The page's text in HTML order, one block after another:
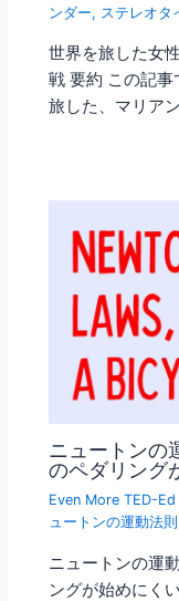
ンダー, ステレオタ
世界を旅した女
戦 要約 この記
旅した、マリア
ニュートンの
のペダリング
Even More TED-
ュートンの運動法則
ニュートンの運
ングが始めにく